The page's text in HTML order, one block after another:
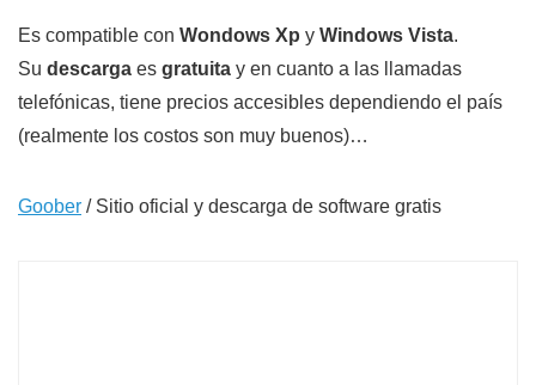
Es compatible con Wondows Xp y Windows Vista.
Su descarga es gratuita y en cuanto a las llamadas
telefónicas, tiene precios accesibles dependiendo el país
(realmente los costos son muy buenos)…
Goober / Sitio oficial y descarga de software gratis